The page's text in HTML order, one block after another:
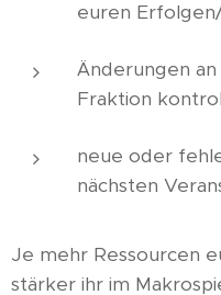
euren
Änderungen
Fraktion
neue oder
nächsten
Je mehr Ressourcen
stärker ihr im